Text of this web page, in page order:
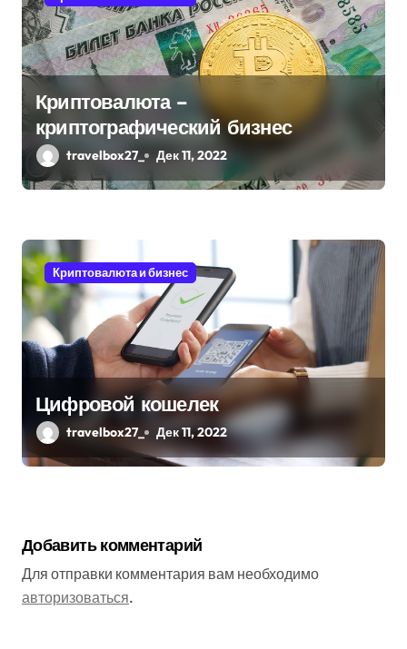
Криптовалюта –
криптографический бизнес
travelbox27_ Дек 11, 2022
Криптовалюта и бизнес
Цифровой кошелек
travelbox27_ Дек 11, 2022
Добавить комментарий
Для отправки комментария вам необходимо
авторизоваться.